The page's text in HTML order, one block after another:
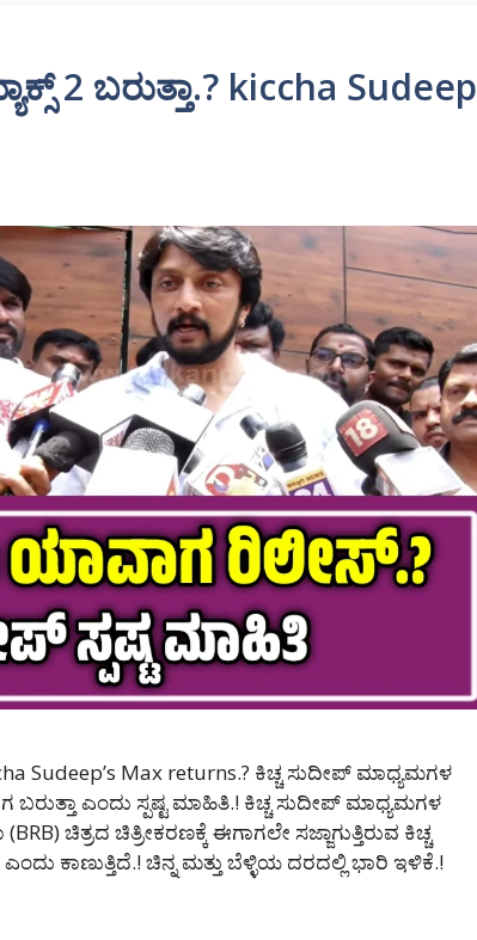
2 ಬರುತ್ತಾ.? kiccha Sudeep
Sudeep’s Max returns.? ಕಿಚ್ಚ ಸುದೀಪ್ ಮಾಧ್ಯಮಗಳ
ಎಂದು ಸ್ಪಷ್ಟ ಮಾಹಿತಿ.! ಕಿಚ್ಚ ಸುದೀಪ್ ಮಾಧ್ಯಮಗಳ
ಚಿತ್ರದ ಚಿತ್ರೀಕರಣಕ್ಕೆ ಈಗಾಗಲೇ ಸಜ್ಜಾಗುತ್ತಿರುವ ಕಿಚ್ಚ
ಕಾಣುತ್ತಿದೆ.! ಚಿನ್ನ ಮತ್ತು ಬೆಳ್ಳಿಯ ದರದಲ್ಲಿ ಭಾರಿ ಇಳಿಕೆ.!